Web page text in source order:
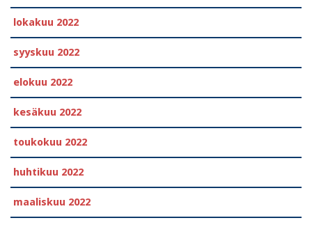
lokakuu 2022
syyskuu 2022
elokuu 2022
kesäkuu 2022
toukokuu 2022
huhtikuu 2022
maaliskuu 2022